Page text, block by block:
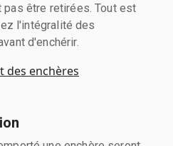
être retirées. Tout est
l'intégralité des
d'enchérir.
des enchères